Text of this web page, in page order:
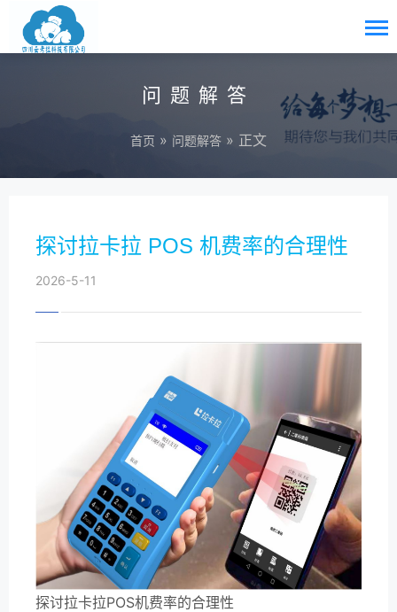
问题解答
首页 » 问题解答 » 正文
探讨拉卡拉 POS 机费率的合理性
2026-5-11
探讨拉卡拉POS机费率的合理性